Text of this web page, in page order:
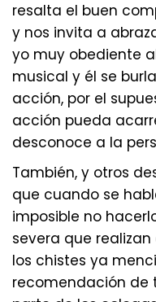
resalta el buen
y nos invita a
yo muy obediente
musical y él se
acción, por el
acción pueda
desconoce a la
También, y otros
que cuando se
imposible no
severa que
los chistes ya
recomendación de